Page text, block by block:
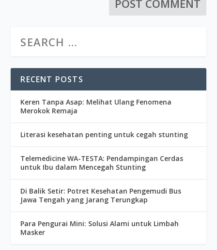
RECENT POSTS
Keren Tanpa Asap: Melihat Ulang Fenomena
Merokok Remaja
Literasi kesehatan penting untuk cegah stunting
Telemedicine WA-TESTA: Pendampingan Cerdas
untuk Ibu dalam Mencegah Stunting
Di Balik Setir: Potret Kesehatan Pengemudi Bus
Jawa Tengah yang Jarang Terungkap
Para Pengurai Mini: Solusi Alami untuk Limbah
Masker